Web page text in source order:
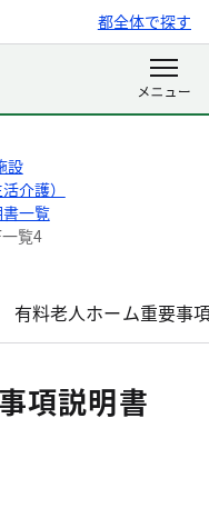
都全体で探す
設
介護）
一覧
覧4
有料老人ホーム重要事
項説明書